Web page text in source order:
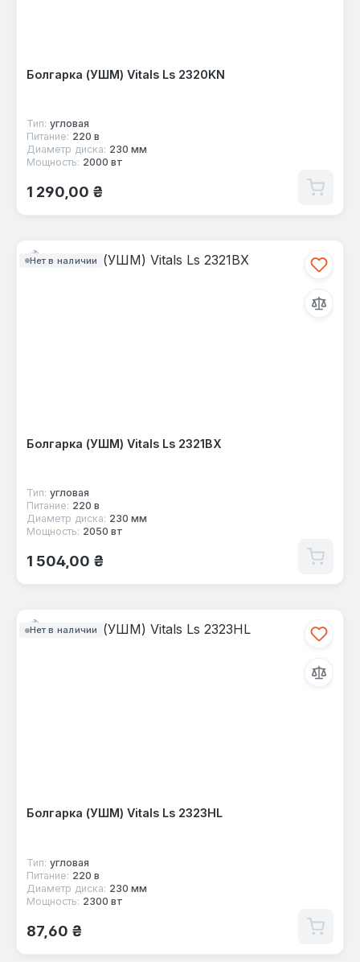
Болгарка (УШМ) Vitals Ls 2320KN
Тип: угловая
Питание: 220 в
Диаметр диска: 230 мм
Мощность: 2000 вт
Обычная цена:
1 290,00 ₴
Нет в наличии
Болгарка (УШМ) Vitals Ls 2321BX
Тип: угловая
Питание: 220 в
Диаметр диска: 230 мм
Мощность: 2050 вт
Обычная цена:
1 504,00 ₴
Нет в наличии
Болгарка (УШМ) Vitals Ls 2323HL
Тип: угловая
Питание: 220 в
Диаметр диска: 230 мм
Мощность: 2300 вт
Обычная цена:
87,60 ₴